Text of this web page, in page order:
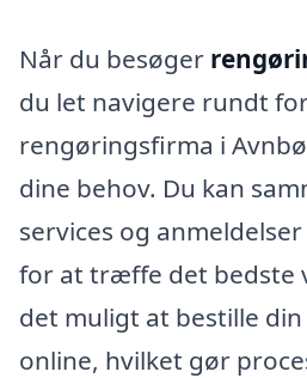
Når du besøger
du let navigere rundt
rengøringsfirma i
dine behov. Du kan
services og
for at træffe det bedste
det muligt at bestille
online, hvilket gør